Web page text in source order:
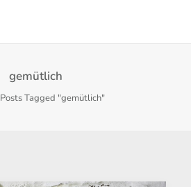
gemütlich
Posts Tagged "gemütlich"